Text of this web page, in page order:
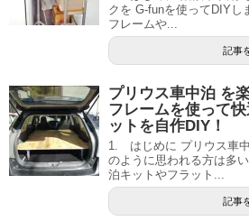
クを G-funを使ってDIYし
フレームや...
記事
プリウス車中泊 を
フレームを使って
ットを自作DIY！
1. はじめに プリウス車
のように思われる方は多
泊キットやフラット...
記事